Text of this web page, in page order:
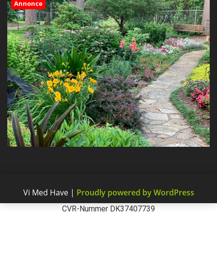
Annonce
Vi Med Have | Proudly powered by WordPress
CVR-Nummer DK37407739